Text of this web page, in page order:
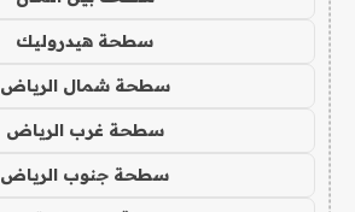
سطحة هيدروليك
سطحة شمال الرياض
سطحة غرب الرياض
سطحة جنوب الرياض